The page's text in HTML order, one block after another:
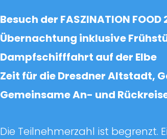
Besuch der FASZINATION
Übernachtung inklusive
Dampfschifffahrt auf der Elbe
Zeit für die Dresdner Altstadt,
Gemeinsame An- und
Die Teilnehmerzahl ist begrenzt.